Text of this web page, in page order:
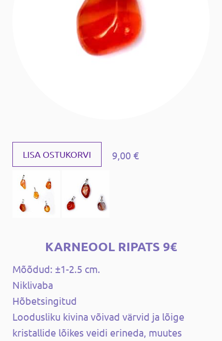
LISA OSTUKORVI 9,00 €
KARNEOOL RIPATS 9€
Mõõdud: ±1-2.5 cm.
Niklivaba
Hõbetsingitud
Loodusliku kivina võivad värvid ja lõige
kristallide lõikes veidi erineda, muutes